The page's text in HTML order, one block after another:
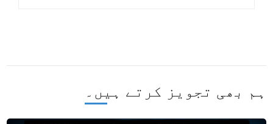
ہم بھی تجویز کرتے ہیں۔